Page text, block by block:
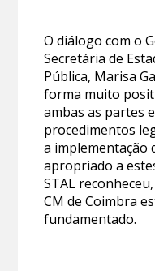
O diálogo com o
Secretária de
Pública, Marisa
forma muito
ambas as partes
procedimentos
a implementação
apropriado a
STAL
CM de Coimbra
fundamentado.